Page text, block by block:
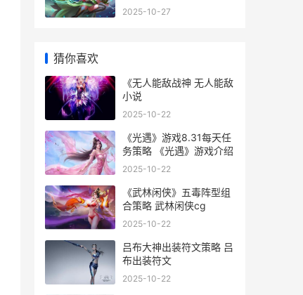
文都有哪些
2025-10-27
猜你喜欢
《无人能敌战神 无人能敌
小说
2025-10-22
《光遇》游戏8.31每天任
务策略 《光遇》游戏介绍
2025-10-22
《武林闲侠》五毒阵型组
合策略 武林闲侠cg
2025-10-22
吕布大神出装符文策略 吕
布出装符文
2025-10-22